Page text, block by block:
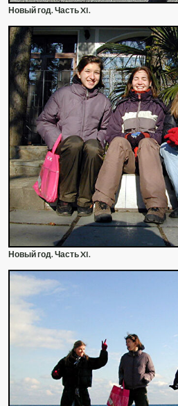
Новый год. Часть XI.
Новый год. Часть XI.